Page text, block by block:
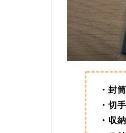
・封筒
・切手
・収